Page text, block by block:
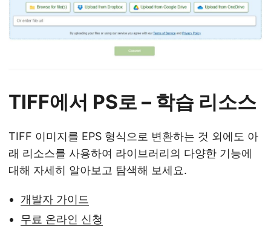
TIFF에서 PS로 – 학습 리소스
TIFF 이미지를 EPS 형식으로 변환하는 것 외에도 아
래 리소스를 사용하여 라이브러리의 다양한 기능에
대해 자세히 알아보고 탐색해 보세요.
개발자 가이드
무료 온라인 신청